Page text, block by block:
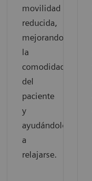
movilidad
reducida,
mejorando
la
comodidad
del
paciente
y
ayudándolos
a
relajarse.